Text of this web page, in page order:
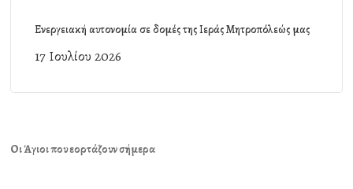
Ενεργειακή αυτονομία σε δομές της Ιεράς Μητροπόλεώς μας
17 Ιουλίου 2026
Οι Άγιοι που εορτάζουν σήμερα